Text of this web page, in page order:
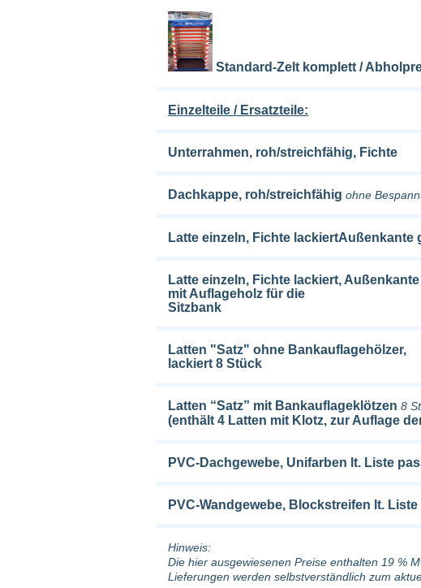
Standard-Zelt komplett /
Einzelteile / Ersatzteile:
Unterrahmen, roh/streichfähig, Fichte
Dachkappe, roh/streichfähig ohne
Latte einzeln, Fichte lackiertAußenkante
Latte einzeln, Fichte lackiert,
mit Auflageholz für die
Sitzbank
Latten "Satz" ohne Bankauflagehölzer,
lackiert 8 Stück
Latten “Satz” mit Bankauflageklötzen 8
(enthält 4 Latten mit Klotz, zur Auflage
PVC-Dachgewebe, Unifarben lt. Liste
PVC-Wandgewebe, Blockstreifen lt.
Hinweis:
Die hier ausgewiesenen Preise enthalten 19 %
Lieferungen werden selbstverständlich zum